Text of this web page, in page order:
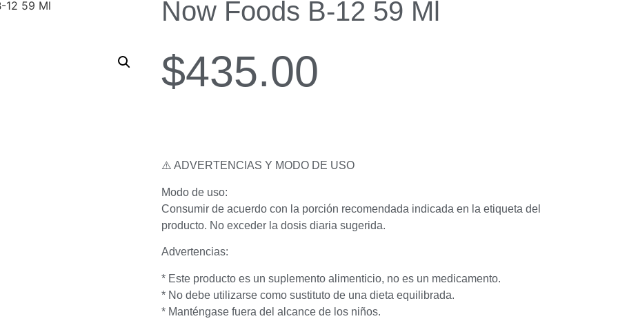
12 59 Ml Now Foods B-12 59 Ml
$435.00
⚠️ ADVERTENCIAS Y MODO DE USO
Modo de uso:
Consumir de acuerdo con la porción recomendada indicada en la etiqueta del
producto. No exceder la dosis diaria sugerida.
Advertencias:
* Este producto es un suplemento alimenticio, no es un medicamento.
* No debe utilizarse como sustituto de una dieta equilibrada.
* Manténgase fuera del alcance de los niños.